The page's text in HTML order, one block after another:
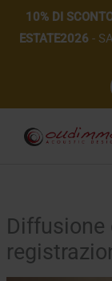
10% DI
ESTATE2026-
Diffusione